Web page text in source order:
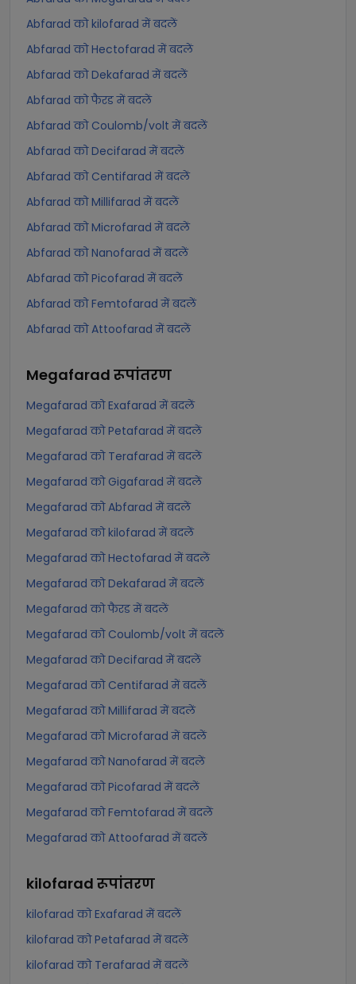
Abfarad को kilofarad में बदलें
Abfarad को Hectofarad में बदलें
Abfarad को Dekafarad में बदलें
Abfarad को फैरड में बदलें
Abfarad को Coulomb/volt में बदलें
Abfarad को Decifarad में बदलें
Abfarad को Centifarad में बदलें
Abfarad को Millifarad में बदलें
Abfarad को Microfarad में बदलें
Abfarad को Nanofarad में बदलें
Abfarad को Picofarad में बदलें
Abfarad को Femtofarad में बदलें
Abfarad को Attoofarad में बदलें
Megafarad रूपांतरण
Megafarad को Exafarad में बदलें
Megafarad को Petafarad में बदलें
Megafarad को Terafarad में बदलें
Megafarad को Gigafarad में बदलें
Megafarad को Abfarad में बदलें
Megafarad को kilofarad में बदलें
Megafarad को Hectofarad में बदलें
Megafarad को Dekafarad में बदलें
Megafarad को फैरड में बदलें
Megafarad को Coulomb/volt में बदलें
Megafarad को Decifarad में बदलें
Megafarad को Centifarad में बदलें
Megafarad को Millifarad में बदलें
Megafarad को Microfarad में बदलें
Megafarad को Nanofarad में बदलें
Megafarad को Picofarad में बदलें
Megafarad को Femtofarad में बदलें
Megafarad को Attoofarad में बदलें
kilofarad रूपांतरण
kilofarad को Exafarad में बदलें
kilofarad को Petafarad में बदलें
kilofarad को Terafarad में बदलें